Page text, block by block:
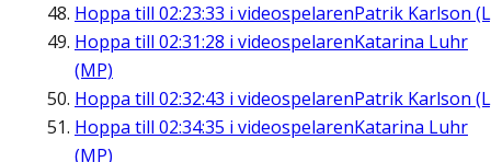
Hoppa till 02:23:33 i videospelarenPatrik Karlson
Hoppa till 02:31:28 i videospelarenKatarina Luhr
(MP)
Hoppa till 02:32:43 i videospelarenPatrik Karlson
Hoppa till 02:34:35 i videospelarenKatarina Luhr
(MP)